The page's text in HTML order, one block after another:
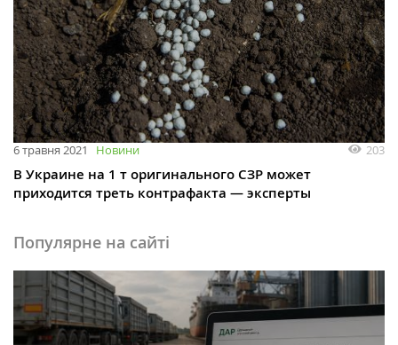
6 травня 2021 Новини 203
В Украине на 1 т оригинального СЗР может
приходится треть контрафакта — эксперты
Популярне на сайті